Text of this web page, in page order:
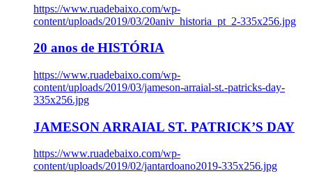
https://www.ruadebaixo.com/wp-
content/uploads/2019/03/20aniv_historia_pt_2-335x256.jpg
20 anos de HISTÓRIA
https://www.ruadebaixo.com/wp-
content/uploads/2019/03/jameson-arraial-st.-patricks-day-
335x256.jpg
JAMESON ARRAIAL ST. PATRICK’S DAY
https://www.ruadebaixo.com/wp-
content/uploads/2019/02/jantardoano2019-335x256.jpg